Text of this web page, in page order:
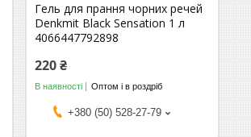
Гель для прання чорних речей
Denkmit Black Sensation 1 л
4066447792898
220 ₴
В наявності Оптом і в роздріб
+380 (50) 528-27-79